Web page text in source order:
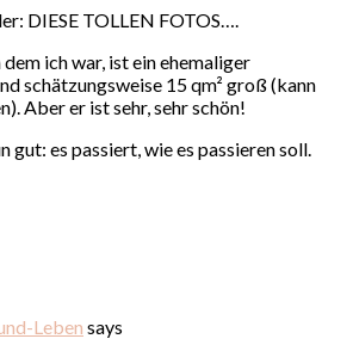
DIESE TOLLEN FOTOS….
dem ich war, ist ein ehemaliger
schätzungsweise 15 qm² groß (kann
Aber er ist sehr, sehr schön!
gut: es passiert, wie es passieren soll.
Leben says